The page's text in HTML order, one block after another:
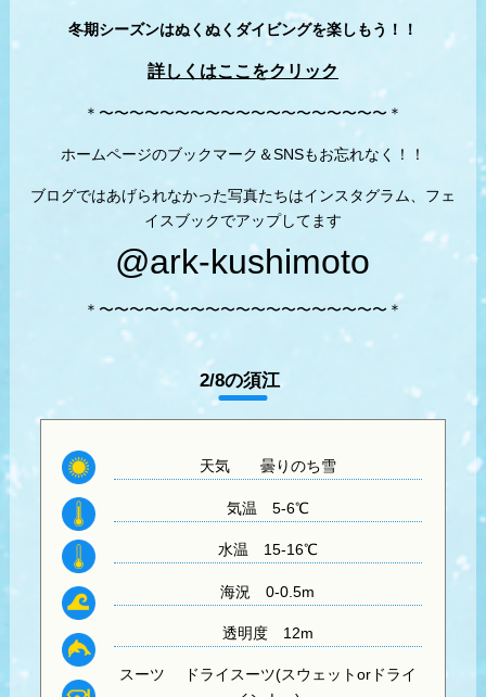
冬期シーズンはぬくぬくダイビングを楽しもう！！
詳しくはここをクリック
＊〜〜〜〜〜〜〜〜〜〜〜〜〜〜〜〜〜〜〜＊
ホームページのブックマーク＆SNSもお忘れなく！！
ブログではあげられなかった写真たちはインスタグラム、フェ
イスブックでアップしてます
@ark-kushimoto
＊〜〜〜〜〜〜〜〜〜〜〜〜〜〜〜〜〜〜〜＊
2/8の須江
天気 曇りのち雪
気温 5-6℃
水温 15-16℃
海況 0-0.5m
透明度12m
スーツ ドライスーツ(スウェットorドライ